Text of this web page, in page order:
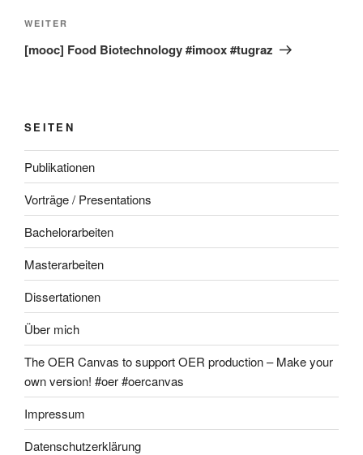
Nächster
Beitrag
WEITER
[mooc] Food Biotechnology #imoox #tugraz
SEITEN
Publikationen
Vorträge / Presentations
Bachelorarbeiten
Masterarbeiten
Dissertationen
Über mich
The OER Canvas to support OER production – Make your
own version! #oer #oercanvas
Impressum
Datenschutzerklärung